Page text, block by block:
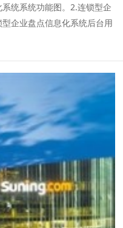
统系统功能图。2.连锁型企
企业盘点信息化系统后台用
条码数据管理5.连锁型企业